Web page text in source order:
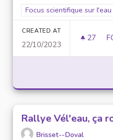
Filter results for scope:
Focus scientifique sur l'eau
CREATED AT
22/10/2023
27
Rallye Vél'eau, ça
Brisset--Doval